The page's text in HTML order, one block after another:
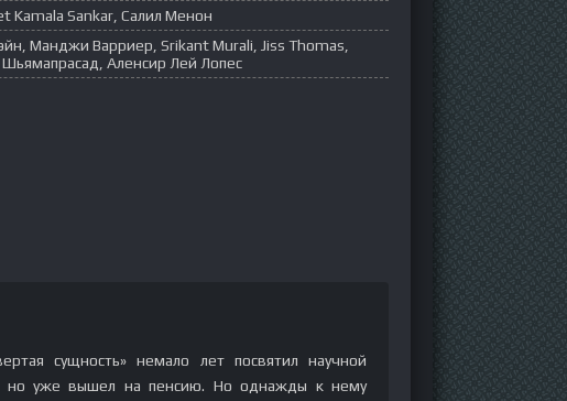
Kamala Sankar, Салил Менон
Манджи Варриер, Srikant Murali, Jiss Thomas,
Аленсир Лей Лопес
сущность» немало лет посвятил научной
но уже вышел на пенсию. Но однажды к нему